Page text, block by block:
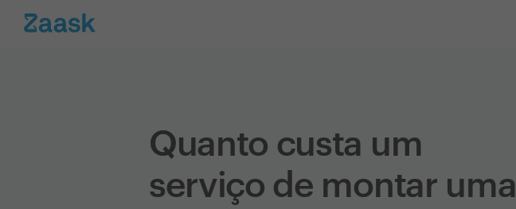
Quanto custa um
serviço de montar uma